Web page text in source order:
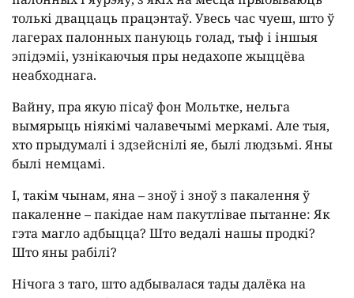
толькі дваццаць працэнтаў. Увесь час чуеш, што ў
лагерах палонных пануюць голад, тыф і іншыя
эпідэміі, узнікаючыя пры недахопе жыццёва
неабходнага.
Вайну, пра якую пісаў фон Мольтке, нельга
вымярыць ніякімі чалавечымі меркамі. Але тыя,
хто прыдумалі і здзейснілі яе, былі людзьмі. Яны
былі немцамі.
І, такім чынам, яна – зноў і зноў з пакалення ў
пакаленне – пакідае нам пакутлівае пытанне: Як
гэта магло адбыцца? Што ведалі нашы продкі?
Што яны рабілі?
Нічога з таго, што адбывалася тады далёка на